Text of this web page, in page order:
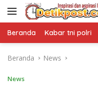
Langsung
Beranda Kabar tni polri
Beranda News
News